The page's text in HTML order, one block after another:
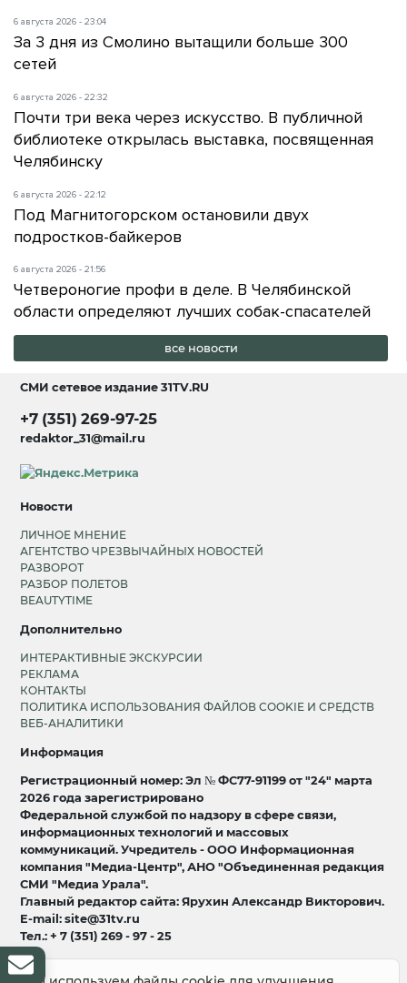
6 августа 2026 - 23:04
За 3 дня из Смолино вытащили больше 300
сетей
6 августа 2026 - 22:32
Почти три века через искусство. В публичной
библиотеке открылась выставка, посвященная
Челябинску
6 августа 2026 - 22:12
Под Магнитогорском остановили двух
подростков-байкеров
6 августа 2026 - 21:56
Четвероногие профи в деле. В Челябинской
области определяют лучших собак-спасателей
все новости
СМИ сетевое издание31TV.RU
+7 (351) 269-97-25
redaktor_31@mail.ru
Новости
ЛИЧНОЕ МНЕНИЕ
АГЕНТСТВО ЧРЕЗВЫЧАЙНЫХ НОВОСТЕЙ
РАЗВОРОТ
РАЗБОР ПОЛЕТОВ
BEAUTYTIME
Дополнительно
ИНТЕРАКТИВНЫЕ ЭКСКУРСИИ
РЕКЛАМА
КОНТАКТЫ
ПОЛИТИКА ИСПОЛЬЗОВАНИЯ ФАЙЛОВ COOKIE И СРЕДСТВ
ВЕБ-АНАЛИТИКИ
Информация
Регистрационный номер: Эл № ФС77-91199 от "24" марта
2026 года зарегистрировано
Федеральной службой по надзору в сфере связи,
информационных технологий и массовых
коммуникаций. Учредитель - ООО Информационная
компания "Медиа-Центр", АНО "Объединенная редакция
СМИ "Медиа Урала".
Главный редактор сайта: Ярухин Александр Викторович.
E-mail: site@31tv.ru
Тел.: + 7 (351) 269 - 97 - 25
18+